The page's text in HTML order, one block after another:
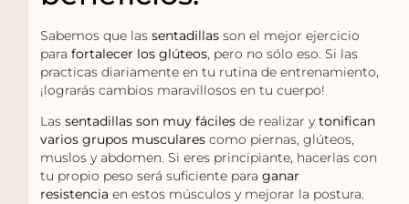
Sabemos que las sentadillasson el mejor ejercicio
para fortalecer los glúteos, pero no sólo eso. Si las
practicas diariamente en tu rutina de entrenamiento,
¡lograrás cambios maravillosos en tu cuerpo!
Las sentadillas son muy fácilesde realizar y tonifican
varios grupos musculares como piernas, glúteos,
muslos y abdomen. Si eres principiante, hacerlas con
tu propio peso será suficiente para ganar
resistencia en estos músculos y mejorar la postura.